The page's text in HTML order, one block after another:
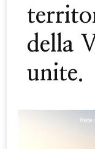
della
unite.